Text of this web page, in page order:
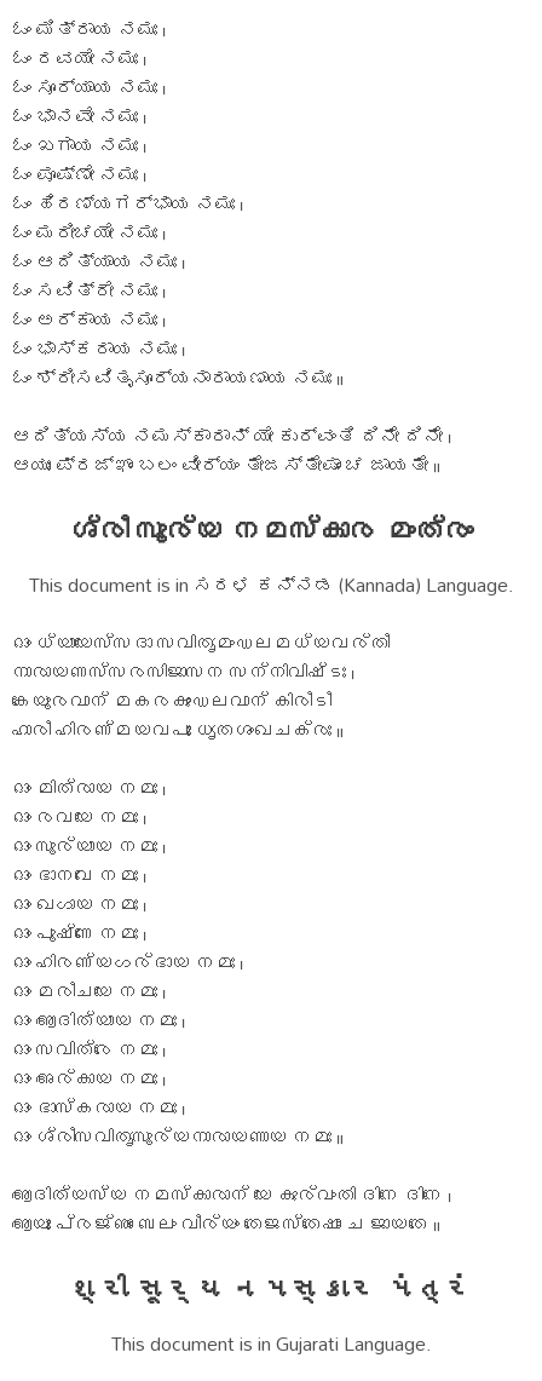
ಓಂ ಮಿತ್ರಾಯ ನಮಃ ।
ಓಂ ರವಯೇ ನಮಃ ।
ಓಂ ಸೂರ್ಯಾಯ ನಮಃ ।
ಓಂ ಭಾನವೇ ನಮಃ ।
ಓಂ ಖಗಾಯ ನಮಃ ।
ಓಂ ಪೂಷ್ಣೇ ನಮಃ ।
ಓಂ ಹಿರಣ್ಯಗರ್ಭಾಯ ನಮಃ ।
ಓಂ ಮರೀಚಯೇ ನಮಃ ।
ಓಂ ಆದಿತ್ಯಾಯ ನಮಃ ।
ಓಂ ಸವಿತ್ರೇ ನಮಃ ।
ಓಂ ಅರ್ಕಾಯ ನಮಃ ।
ಓಂ ಭಾಸ್ಕರಾಯ ನಮಃ ।
ಓಂ ಶ್ರೀಸವಿತೃಸೂರ್ಯನಾರಾಯಣಾಯ ನಮಃ ॥
ಆದಿತ್ಯಸ್ಯ ನಮಸ್ಕಾರಾನ್ ಯೇ ಕುರ್ವಂತಿ ದಿನೇ ದಿನೇ ।
ಆಯುಃ ಪ್ರಜ್ಞಾಂ ಬಲಂ ವೀರ್ಯಂ ತೇಜಸ್ತೇಷಾಂ ಚ ಜಾಯತೇ ॥
ശ്രീ സൂര്യ നമസ്കാര മംത്രം
This document is in ಸರಳ ಕನ್ನಡ (Kannada) Language.
ഓം ധ്യായേസ്സദാ സവിതൃമംഡലമധ്യവര്തീ
നാരായണസ്സരസിജാസന സന്നിവിഷ്ടഃ ।
കേയൂരവാന് മകരകുംഡലവാന് കിരീടീ
ഹാരീ ഹിരണ്മയവപുഃ ധൃതശംഖചക്രഃ ॥
ഓം മിത്രായ നമഃ ।
ഓം രവയേ നമഃ ।
ഓം സൂര്യായ നമഃ ।
ഓം ഭാനവേ നമഃ ।
ഓം ഖഗായ നമഃ ।
ഓം പൂഷ്ണേ നമഃ ।
ഓം ഹിരണ്യഗര്ഭായ നമഃ ।
ഓം മരീചയേ നമഃ ।
ഓം ആദിത്യായ നമഃ ।
ഓം സവിത്രേ നമഃ ।
ഓം അര്കായ നമഃ ।
ഓം ഭാസ്കരായ നമഃ ।
ഓം ശ്രീസവിതൃസൂര്യനാരായണായ നമഃ ॥
ആദിത്യസ്യ നമസ്കാരാന് യേ കുര്വംതി ദിനേ ദിനേ ।
ആയുഃ പ്രജ്ഞാം ബലം വീര്യം തേജസ്തേഷാം ച ജായതേ ॥
શ્રી સૂર્ય નમસ્કાર મંત્રં
This document is in Gujarati Language.